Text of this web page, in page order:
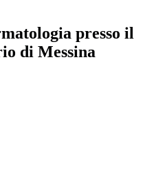
presso il
di Messina